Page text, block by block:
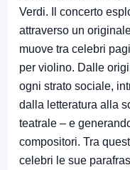
Verdi. Il concerto
attraverso un
muove tra celebri
per violino. Dalle
ogni strato sociale,
dalla letteratura alla
teatrale – e
compositori. Tra
celebri le sue